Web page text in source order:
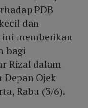
PDB
dan
memberikan
bagi
Rizal dalam
Depan Ojek
Rabu (3/6).